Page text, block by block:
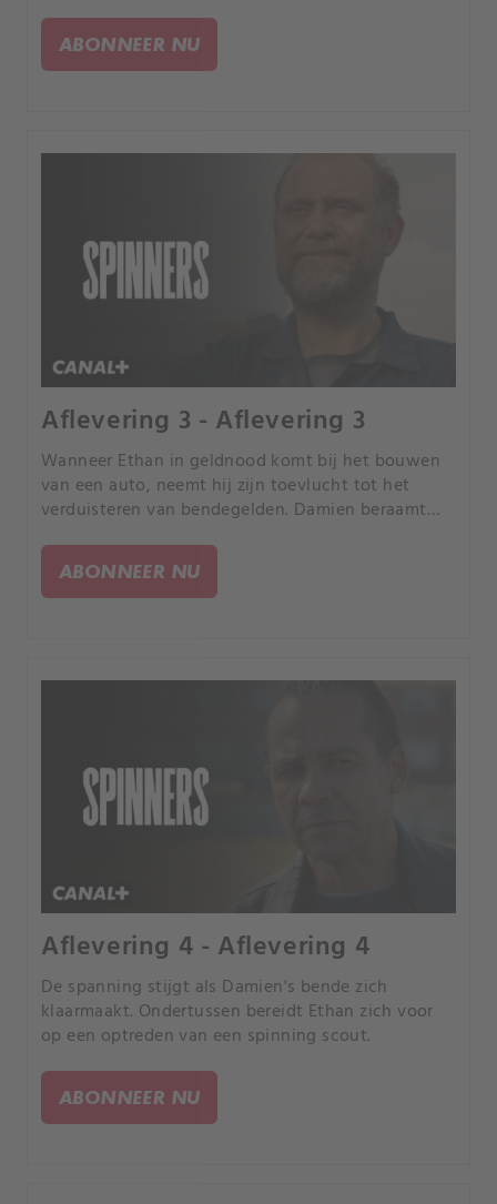
ABONNEER NU
Aflevering 3 - Aflevering 3
Wanneer Ethan in geldnood komt bij het bouwen
van een auto, neemt hij zijn toevlucht tot het
verduisteren van bendegelden. Damien beraamt
ABONNEER NU
Aflevering 4 - Aflevering 4
De spanning stijgt als Damien's bende zich
klaarmaakt. Ondertussen bereidt Ethan zich voor
op een optreden van een spinning scout.
ABONNEER NU